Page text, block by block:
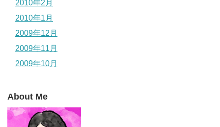
2010年2月
2010年1月
2009年12月
2009年11月
2009年10月
About Me